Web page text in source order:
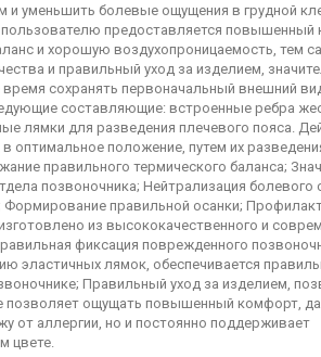
и уменьшить болевые ощущения в грудной
предоставляется повышенный
и хорошую воздухопроницаемость, тем
и правильный уход за изделием,
сохранять первоначальный внешний
составляющие: встроенные ребра
лямки для разведения плечевого пояса.
оптимальное положение, путем их
правильного термического баланса;
позвоночника; Нейтрализация болевого
Формирование правильной осанки;
из высококачественного и
фиксация поврежденного
эластичных лямок, обеспечивается
Правильный уход за изделием,
позволяет ощущать повышенный комфорт,
от аллергии, но и постоянно поддерживает
цвете.